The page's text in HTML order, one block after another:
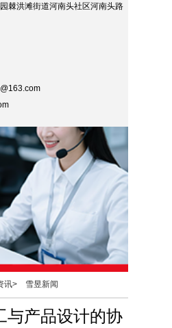
棘洪滩街道河南头社区河南头路
讯> 雪昱新闻
与产品设计的协